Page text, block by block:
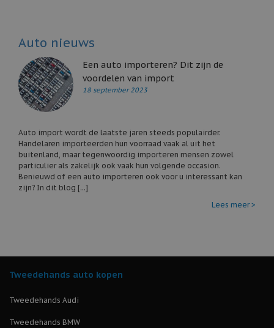
Auto nieuws
Een auto importeren? Dit zijn de
voordelen van import
18 september 2023
Auto import wordt de laatste jaren steeds populairder.
Handelaren importeerden hun voorraad vaak al uit het
buitenland, maar tegenwoordig importeren mensen zowel
particulier als zakelijk ook vaak hun volgende occasion.
Benieuwd of een auto importeren ook voor u interessant kan
zijn? In dit blog [...]
Lees meer >
Tweedehands auto kopen
Tweedehands Audi
Tweedehands BMW